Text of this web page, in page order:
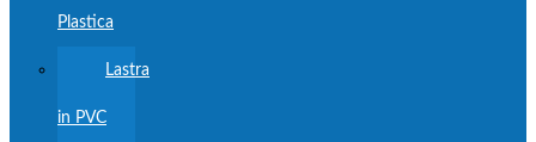
Plastica
Lastra
in PVC